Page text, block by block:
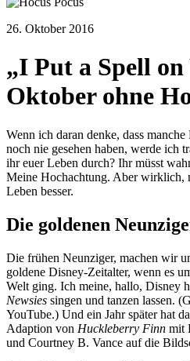
26. Oktober 2016
„I Put a Spell
Oktober ohne
Wenn ich daran denke, dass manche
noch nie gesehen haben, werde ich
ihr euer Leben durch? Ihr müsst
Meine Hochachtung. Aber wirklich,
Leben besser.
Die goldenen
Die frühen Neunziger, machen wir
goldene Disney-Zeitalter, wenn es
Welt ging. Ich meine, hallo, Disney
Newsies singen und tanzen lassen.
YouTube.) Und ein Jahr später hat
Adaption von Huckleberry Finn mit
und Courtney B. Vance auf die